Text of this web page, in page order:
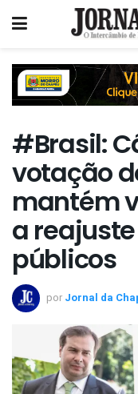
#Brasil:
votação
mantém
a
públicos
por Jornal da